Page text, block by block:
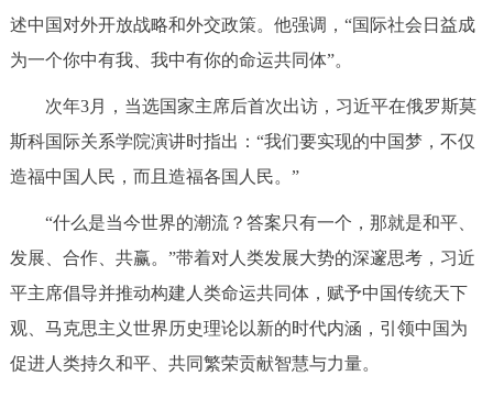
述中国对外开放战略和外交政策。他强调，“国际社会日益成
为一个你中有我、我中有你的命运共同体”。
次年3月，当选国家主席后首次出访，习近平在俄罗斯莫
斯科国际关系学院演讲时指出：“我们要实现的中国梦，不仅
造福中国人民，而且造福各国人民。”
“什么是当今世界的潮流？答案只有一个，那就是和平、
发展、合作、共赢。”带着对人类发展大势的深邃思考，习近
平主席倡导并推动构建人类命运共同体，赋予中国传统天下
观、马克思主义世界历史理论以新的时代内涵，引领中国为
促进人类持久和平、共同繁荣贡献智慧与力量。